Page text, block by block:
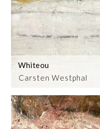
Carsten Westphal
Whiteou